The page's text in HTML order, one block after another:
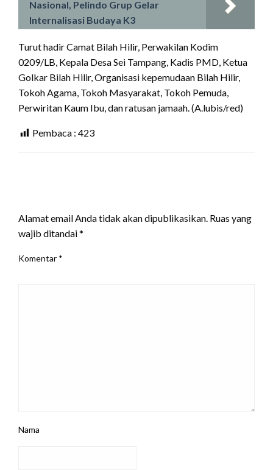
Nasional, Pelindo Grup Gelar
Internalisasi Budaya K3
Turut hadir Camat Bilah Hilir, Perwakilan Kodim
0209/LB, Kepala Desa Sei Tampang, Kadis PMD, Ketua
Golkar Bilah Hilir, Organisasi kepemudaan Bilah Hilir,
Tokoh Agama, Tokoh Masyarakat, Tokoh Pemuda,
Perwiritan Kaum Ibu, dan ratusan jamaah. (A.lubis/red)
Pembaca : 423
Alamat email Anda tidak akan dipublikasikan. Ruas yang
wajib ditandai*
Komentar *
Nama